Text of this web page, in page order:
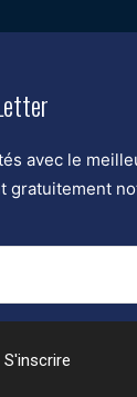
avec le
gratuitement